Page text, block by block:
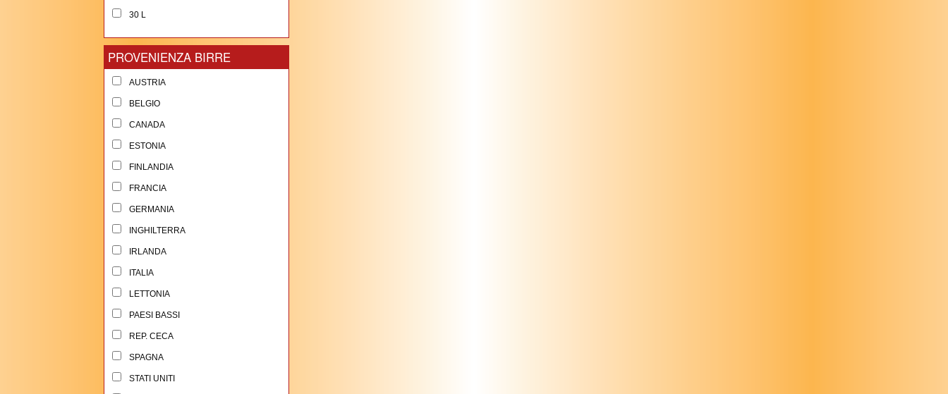
30 L
PROVENIENZA BIRRE
AUSTRIA
BELGIO
CANADA
ESTONIA
FINLANDIA
FRANCIA
GERMANIA
INGHILTERRA
IRLANDA
ITALIA
LETTONIA
PAESI BASSI
REP. CECA
SPAGNA
STATI UNITI